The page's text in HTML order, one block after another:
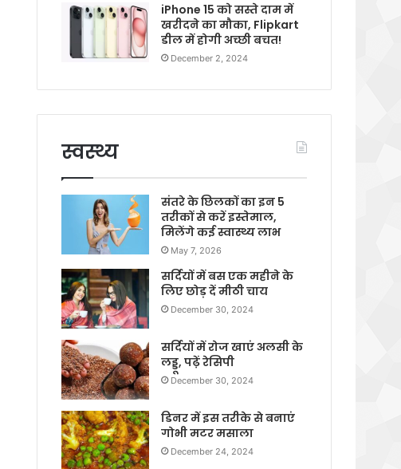
iPhone 15 को सस्ते दाम में
खरीदने का मौका, Flipkart
डील में होगी अच्छी बचत!
December 2, 2024
स्वस्थ्य
संतरे के छिलकों का इन 5
तरीकों से करें इस्तेमाल,
मिलेंगे कई स्वास्थ्य लाभ
May 7, 2026
सर्दियों में बस एक महीने के
लिए छोड़ दें मीठी चाय
December 30, 2024
सर्दियों में रोज खाएं अलसी के
लड्डू, पढ़ें रेसिपी
December 30, 2024
डिनर में इस तरीके से बनाएं
गोभी मटर मसाला
December 24, 2024